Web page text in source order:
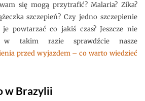
się mogą przytrafić? Malaria? Zika?
szczepień? Czy jedno szczepienie
powtarzać co jakiś czas? Jeszcze nie
w takim razie sprawdźcie nasze
przed wyjazdem – co warto wiedzieć
w Brazylii